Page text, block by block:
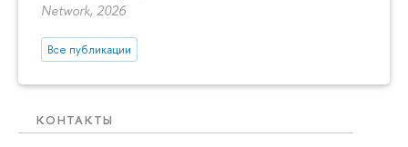
Network, 2026
Все публикации
КОНТАКТЫ